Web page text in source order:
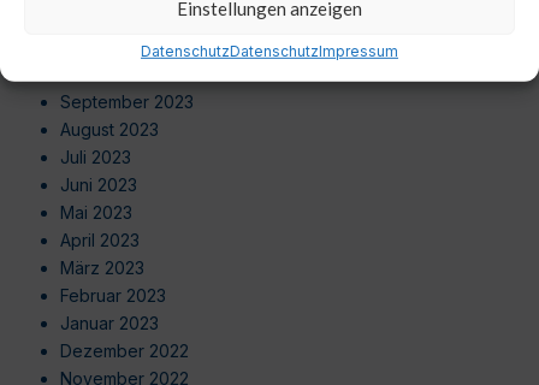
Einstellungen anzeigen
DatenschutzDatenschutzImpressum
Dezember 2023
November 2023
September 2023
August 2023
Juli 2023
Juni 2023
Mai 2023
April 2023
März 2023
Februar 2023
Januar 2023
Dezember 2022
November 2022